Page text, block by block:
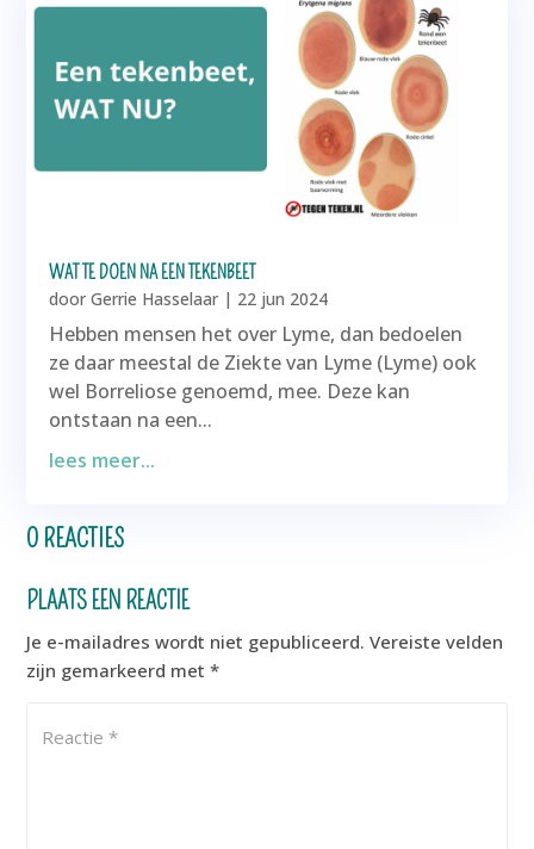
WAT TE DOEN NA EEN TEKENBEET
doorGerrie Hasselaar | 22 jun 2024
Hebben mensen het over Lyme, dan bedoelen
ze daar meestal de Ziekte van Lyme (Lyme) ook
wel Borreliose genoemd, mee. Deze kan
ontstaan na een...
lees meer...
0 REACTIES
PLAATS EEN REACTIE
Je e-mailadres wordt niet gepubliceerd. Vereiste velden
zijn gemarkeerd met*